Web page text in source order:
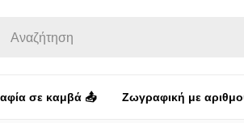
σε καμβά 📤 Ζωγραφική με